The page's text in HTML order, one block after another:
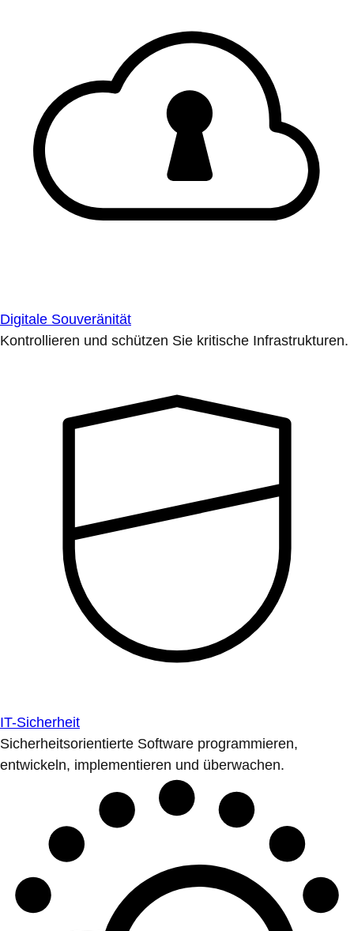
Digitale Souveränität
Kontrollieren und schützen Sie kritische Infrastrukturen.
IT-Sicherheit
Sicherheitsorientierte Software programmieren,
entwickeln, implementieren und überwachen.